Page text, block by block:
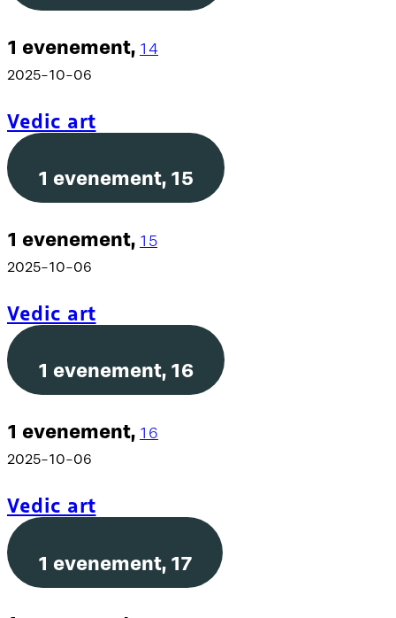
1 evenement, 14
2025-10-06
Vedic art
1 evenement, 15
1 evenement, 15
2025-10-06
Vedic art
1 evenement, 16
1 evenement, 16
2025-10-06
Vedic art
1 evenement, 17